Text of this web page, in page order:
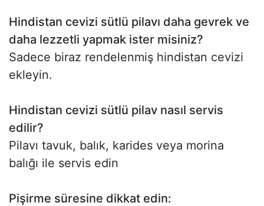
Hindistan cevizi sütlü pilavı daha gevrek ve
daha lezzetli yapmak ister misiniz?
Sadece biraz rendelenmiş hindistan cevizi
ekleyin.
Hindistan cevizi sütlü pilav nasıl servis
edilir?
Pilavı tavuk, balık, karides veya morina
balığı ile servis edin
Pişirme süresine dikkat edin: